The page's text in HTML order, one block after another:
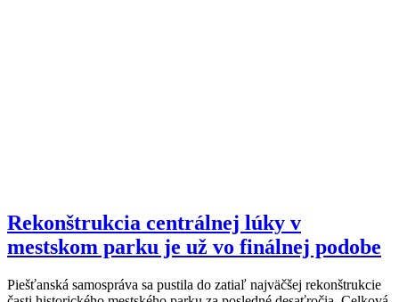
Rekonštrukcia centrálnej lúky v
mestskom parku je už vo finálnej podobe
Piešťanská samospráva sa pustila do zatiaľ najväčšej rekonštrukcie